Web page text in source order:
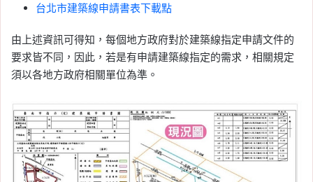
台北市建築線申請書表下載點
由上述資訊可得知，每個地方政府對於建築線指定申請文件的
要求皆不同，因此，若是有申請建築線指定的需求，相關規定
須以各地方政府相關單位為準。